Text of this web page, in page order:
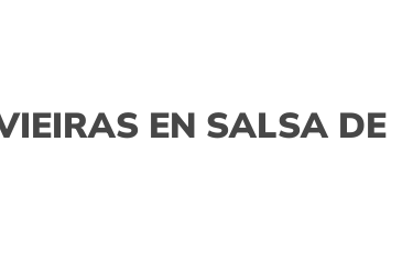
EN SALSA DE